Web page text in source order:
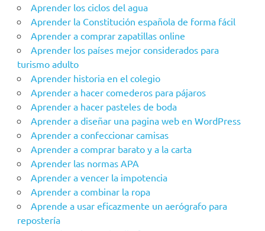
Aprender los ciclos del agua
Aprender la Constitución española de forma fácil
Aprender a comprar zapatillas online
Aprender los países mejor considerados para
turismo adulto
Aprender historia en el colegio
Aprender a hacer comederos para pájaros
Aprender a hacer pasteles de boda
Aprender a diseñar una pagina web en WordPress
Aprender a confeccionar camisas
Aprender a comprar barato y a la carta
Aprender las normas APA
Aprender a vencer la impotencia
Aprender a combinar la ropa
Aprende a usar eficazmente un aerógrafo para
repostería